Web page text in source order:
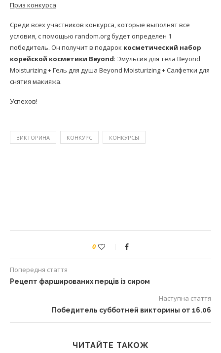
Приз конкурса
Среди всех участников конкурса, которые выполнят все
условия, с помощью random.org будет определен 1
победитель. Он получит в подарок косметический набор
корейской косметики Beyond: Эмульсия для тела Beyond
Moisturizing + Гель для душа Beyond Moisturizing + Салфетки для
снятия макияжа.
Успехов!
ВИКТОРИНА КОНКУРС КОНКУРСЫ
0
Попередня стаття
Рецепт фаршированих перців із сиром
Наступна стаття
Победитель субботней викторины от 16.06
ЧИТАЙТЕ ТАКОЖ